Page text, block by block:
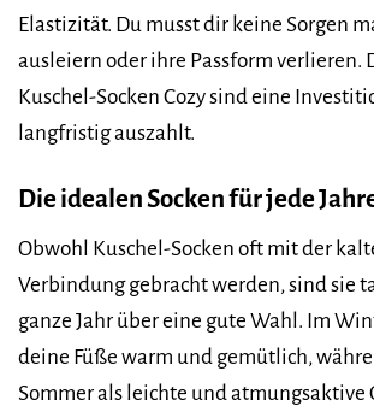
Elastizität. Du musst dir keine Sorgen
ausleiern oder ihre Passform verlieren.
Kuschel-Socken Cozy sind eine
langfristig auszahlt.
Die idealen Socken für jede
Obwohl Kuschel-Socken oft mit der
Verbindung gebracht werden, sind sie
ganze Jahr über eine gute Wahl. Im
deine Füße warm und gemütlich,
Sommer als leichte und atmungsaktive